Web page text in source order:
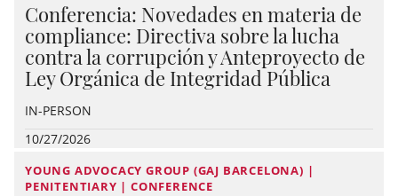
Conferencia: Novedades en materia de
compliance: Directiva sobre la lucha
contra la corrupción y Anteproyecto de
Ley Orgánica de Integridad Pública
IN-PERSON
10/27/2026
YOUNG ADVOCACY GROUP (GAJ BARCELONA) |
PENITENTIARY | CONFERENCE